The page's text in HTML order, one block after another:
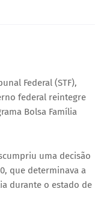
Federal (STF),
federal reintegre
Bolsa Família
uma decisão
que determinava a
durante o estado de